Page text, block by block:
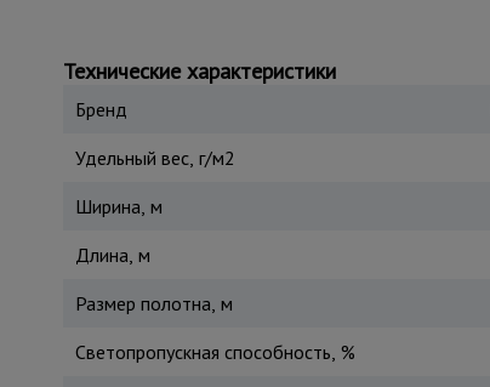
Технические характеристики
Бренд
Удельный вес, г/м2
Ширина, м
Длина, м
Размер полотна, м
Светопропускная способность, %